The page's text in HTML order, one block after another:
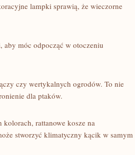
lampki sprawią, że wieczorne
aby móc odpocząć⁤ w ‍otoczeniu
czy wertykalnych ​ogrodów. To ‌nie
dla ptaków.
rattanowe kosze na
stworzyć klimatyczny kącik w samym⁣